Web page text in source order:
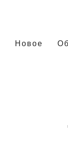
Новое